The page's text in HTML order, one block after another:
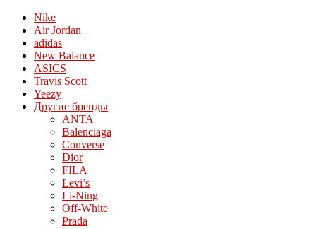
Nike
Air Jordan
adidas
New Balance
ASICS
Travis Scott
Yeezy
Другие бренды
ANTA
Balenciaga
Converse
Dior
FILA
Levi’s
Li-Ning
Off-White
Prada